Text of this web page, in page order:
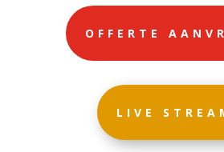
OFFERTE
LIVE